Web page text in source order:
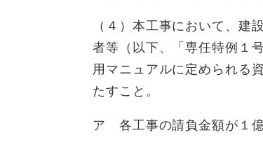
（４）本工事において、建
者等（以下、「専任特例１
用マニュアルに定められる
たすこと。
ア 各工事の請負金額が１億